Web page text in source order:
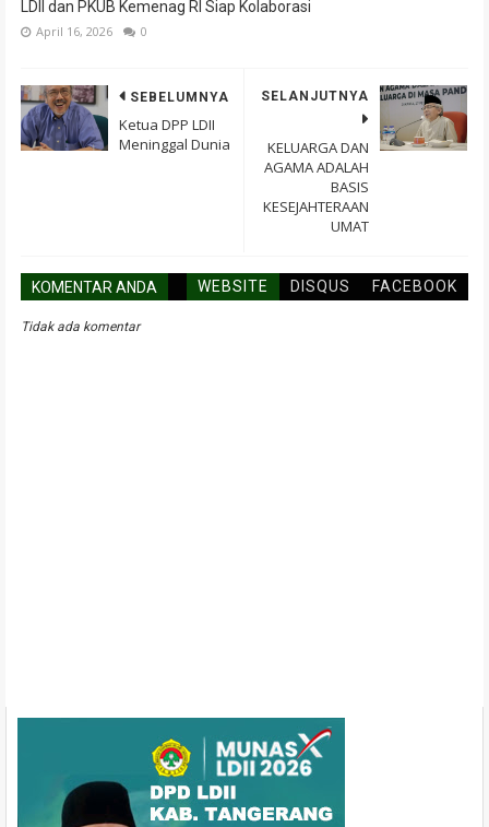
LDII dan PKUB Kemenag RI Siap Kolaborasi
April 16, 2026 0
SELANJUTNYA
KELUARGA DAN
AGAMA ADALAH
BASIS
KESEJAHTERAAN
UMAT
SEBELUMNYA
Ketua DPP LDII
Meninggal Dunia
KOMENTAR ANDA WEBSITE DISQUS FACEBOOK
Tidak ada komentar